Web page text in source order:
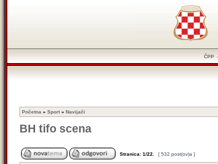
ČPP
Početna » Sport » Navijači
BH tifo scena
Stranica: 1/22 [ 532 post(ov)a ]